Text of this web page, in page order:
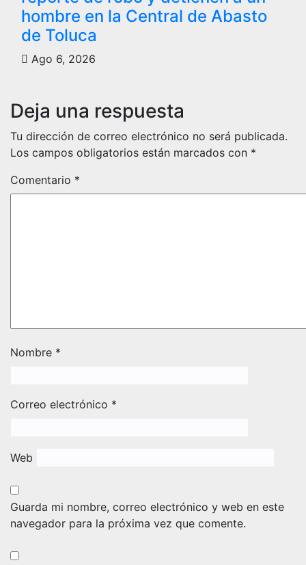
hombre en la Central de Abasto
de Toluca
Ago 6, 2026
Deja una respuesta
Tu dirección de correo electrónico no será publicada.
Los campos obligatorios están marcados con *
Comentario *
Nombre *
Correo electrónico *
Web
Guarda mi nombre, correo electrónico y web en este
navegador para la próxima vez que comente.